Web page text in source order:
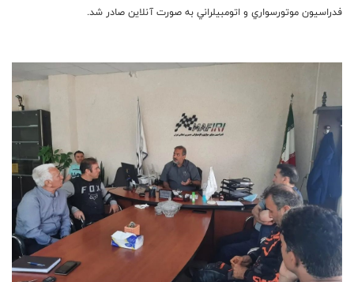
فدراسيون موتورسواري و اتومبيلراني به صورت آنلاين صادر شد.